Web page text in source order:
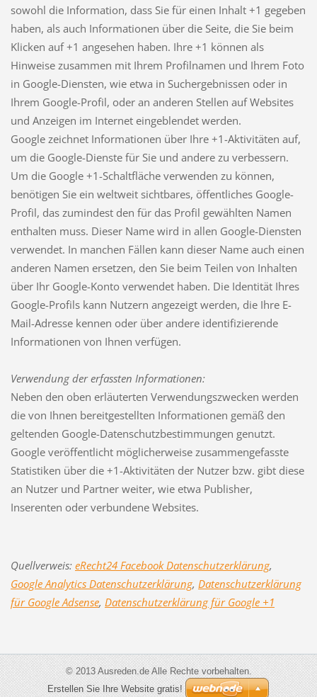
sowohl die Information, dass Sie für einen Inhalt +1 gegeben
haben, als auch Informationen über die Seite, die Sie beim
Klicken auf +1 angesehen haben. Ihre +1 können als
Hinweise zusammen mit Ihrem Profilnamen und Ihrem Foto
in Google-Diensten, wie etwa in Suchergebnissen oder in
Ihrem Google-Profil, oder an anderen Stellen auf Websites
und Anzeigen im Internet eingeblendet werden.
Google zeichnet Informationen über Ihre +1-Aktivitäten auf,
um die Google-Dienste für Sie und andere zu verbessern.
Um die Google +1-Schaltfläche verwenden zu können,
benötigen Sie ein weltweit sichtbares, öffentliches Google-
Profil, das zumindest den für das Profil gewählten Namen
enthalten muss. Dieser Name wird in allen Google-Diensten
verwendet. In manchen Fällen kann dieser Name auch einen
anderen Namen ersetzen, den Sie beim Teilen von Inhalten
über Ihr Google-Konto verwendet haben. Die Identität Ihres
Google-Profils kann Nutzern angezeigt werden, die Ihre E-
Mail-Adresse kennen oder über andere identifizierende
Informationen von Ihnen verfügen.
Verwendung der erfassten Informationen:
Neben den oben erläuterten Verwendungszwecken werden
die von Ihnen bereitgestellten Informationen gemäß den
geltenden Google-Datenschutzbestimmungen genutzt.
Google veröffentlicht möglicherweise zusammengefasste
Statistiken über die +1-Aktivitäten der Nutzer bzw. gibt diese
an Nutzer und Partner weiter, wie etwa Publisher,
Inserenten oder verbundene Websites.
Quellverweis: eRecht24 Facebook Datenschutzerklärung,
Google Analytics Datenschutzerklärung, Datenschutzerklärung
für Google Adsense, Datenschutzerklärung für Google +1
© 2013 Ausreden.de Alle Rechte vorbehalten.
Erstellen Sie Ihre Website gratis!